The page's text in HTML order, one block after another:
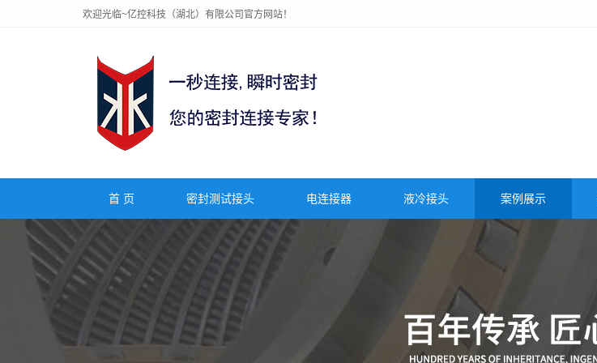
欢迎光临~亿控科技（湖北）有限公司官方网站！
首 页 密封测试接头 电连接器 液冷接头 案例展示